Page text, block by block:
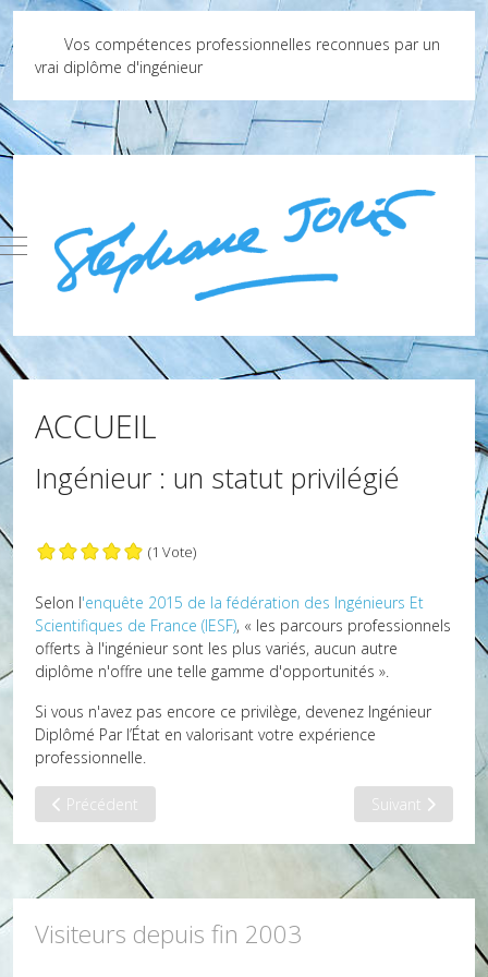
Vos compétences professionnelles reconnues par un
vrai diplôme d'ingénieur
Mobile Menu Toggle
ACCUEIL
Ingénieur : un statut privilégié
(1 Vote)
Selon l'enquête 2015 de la fédération des Ingénieurs Et
Scientifiques de France (IESF), « les parcours professionnels
offerts à l'ingénieur sont les plus variés, aucun autre
diplôme n'offre une telle gamme d'opportunités ».
Si vous n'avez pas encore ce privilège, devenez Ingénieur
Diplômé Par l’État en valorisant votre expérience
professionnelle.
Article précédent : Le mot d'accueil
Précédent Article suivant :
Suivant
Visiteurs depuis fin 2003